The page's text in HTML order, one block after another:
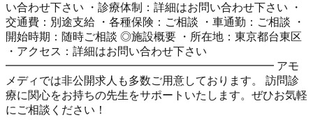
い合わせ下さい ・診療体制：詳細はお問い合わせ下さい ・
交通費：別途支給 ・各種保険：ご相談 ・車通勤：ご相談 ・
開始時期：随時ご相談 ◎施設概要 ・所在地：東京都台東区
・アクセス：詳細はお問い合わせ下さい
━━━━━━━━━━━━━━━━━━━━━━━━ アモ
メディでは非公開求人も多数ご用意しております。 訪問診
療に関心をお持ちの先生をサポートいたします。ぜひお気軽
にご相談ください！